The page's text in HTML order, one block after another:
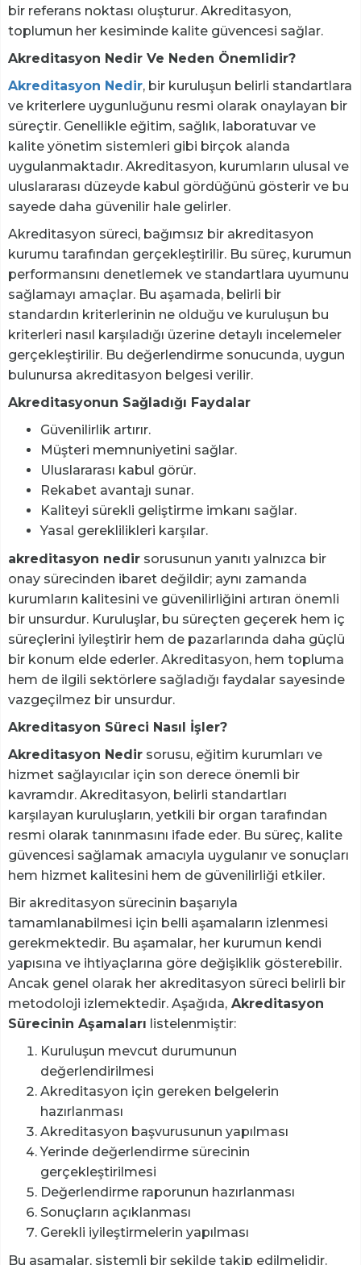
bir referans noktası oluşturur. Akreditasyon,
toplumun her kesiminde kalite güvencesi sağlar.
Akreditasyon Nedir Ve Neden Önemlidir?
Akreditasyon Nedir, bir kuruluşun belirli standartlara
ve kriterlere uygunluğunu resmi olarak onaylayan bir
süreçtir. Genellikle eğitim, sağlık, laboratuvar ve
kalite yönetim sistemleri gibi birçok alanda
uygulanmaktadır. Akreditasyon, kurumların ulusal ve
uluslararası düzeyde kabul gördüğünü gösterir ve bu
sayede daha güvenilir hale gelirler.
Akreditasyon süreci, bağımsız bir akreditasyon
kurumu tarafından gerçekleştirilir. Bu süreç, kurumun
performansını denetlemek ve standartlara uyumunu
sağlamayı amaçlar. Bu aşamada, belirli bir
standardın kriterlerinin ne olduğu ve kuruluşun bu
kriterleri nasıl karşıladığı üzerine detaylı incelemeler
gerçekleştirilir. Bu değerlendirme sonucunda, uygun
bulunursa akreditasyon belgesi verilir.
Akreditasyonun Sağladığı Faydalar
Güvenilirlik artırır.
Müşteri memnuniyetini sağlar.
Uluslararası kabul görür.
Rekabet avantajı sunar.
Kaliteyi sürekli geliştirme imkanı sağlar.
Yasal gereklilikleri karşılar.
akreditasyon nedir sorusunun yanıtı yalnızca bir
onay sürecinden ibaret değildir; aynı zamanda
kurumların kalitesini ve güvenilirliğini artıran önemli
bir unsurdur. Kuruluşlar, bu süreçten geçerek hem iç
süreçlerini iyileştirir hem de pazarlarında daha güçlü
bir konum elde ederler. Akreditasyon, hem topluma
hem de ilgili sektörlere sağladığı faydalar sayesinde
vazgeçilmez bir unsurdur.
Akreditasyon Süreci Nasıl İşler?
Akreditasyon Nedir sorusu, eğitim kurumları ve
hizmet sağlayıcılar için son derece önemli bir
kavramdır. Akreditasyon, belirli standartları
karşılayan kuruluşların, yetkili bir organ tarafından
resmi olarak tanınmasını ifade eder. Bu süreç, kalite
güvencesi sağlamak amacıyla uygulanır ve sonuçları
hem hizmet kalitesini hem de güvenilirliği etkiler.
Bir akreditasyon sürecinin başarıyla
tamamlanabilmesi için belli aşamaların izlenmesi
gerekmektedir. Bu aşamalar, her kurumun kendi
yapısına ve ihtiyaçlarına göre değişiklik gösterebilir.
Ancak genel olarak her akreditasyon süreci belirli bir
metodoloji izlemektedir. Aşağıda, Akreditasyon
Sürecinin Aşamaları listelenmiştir:
Kuruluşun mevcut durumunun
değerlendirilmesi
Akreditasyon için gereken belgelerin
hazırlanması
Akreditasyon başvurusunun yapılması
Yerinde değerlendirme sürecinin
gerçekleştirilmesi
Değerlendirme raporunun hazırlanması
Sonuçların açıklanması
Gerekli iyileştirmelerin yapılması
Bu aşamalar, sistemli bir şekilde takip edilmelidir.